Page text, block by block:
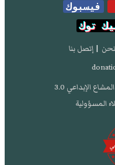
فيسبوك
توك
| إتصل بنا
الإبداعي 3.0
المسؤولية